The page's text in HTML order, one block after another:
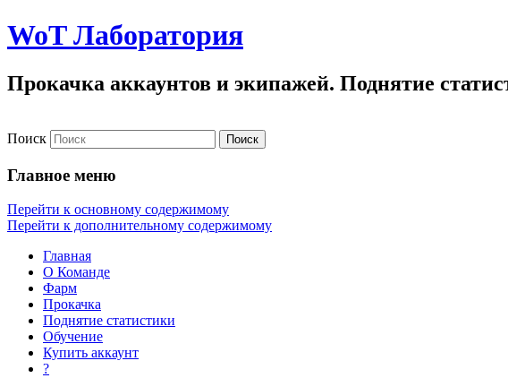
WoT Лаборатория
Прокачка аккаунтов и экипажей. Поднятие
Поиск
Главное меню
Перейти к основному содержимому
Перейти к дополнительному содержимому
Главная
О Команде
Фарм
Прокачка
Поднятие статистики
Обучение
Купить аккаунт
?